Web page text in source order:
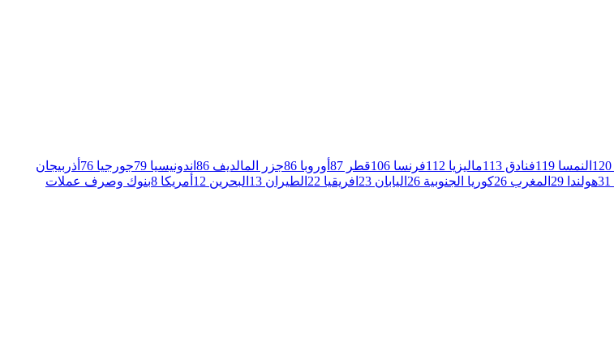
120 النمسا 119فنادق 113ماليزيا 112فرنسا 106قطر 87 أوروبا 86جزر المالديف 86 اندونيسيا 79جورجيا 76 أذربيجان
31هولندا 29 المغرب 26كوريا الجنوبية 26 اليابان 23 افريقيا 22 الطيران 13 البحرين 12 أمريكا 8بنوك وصرف عملات